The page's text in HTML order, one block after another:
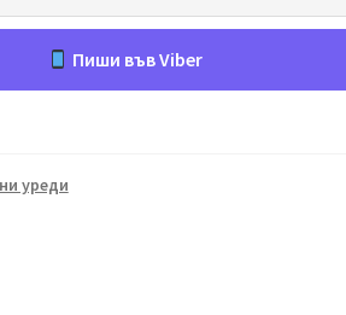
Пиши във Viber
уреди